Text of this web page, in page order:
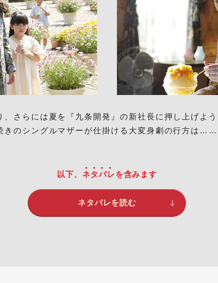
、さらには夏を『九条開発』の新社長に押し上げよ
きのシングルマザーが仕掛ける大変身劇の行方は
以下、 ネタバレを含みます
ネタバレを読む